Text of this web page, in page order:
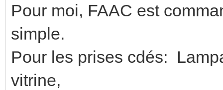
Pour moi, FAAC est
simple.
Pour les prises cdés:
vitrine,